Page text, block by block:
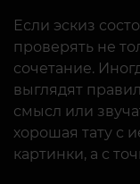
Если эскиз
проверять не
сочетание.
выглядят
смысл или
хорошая тату с
картинки, а с